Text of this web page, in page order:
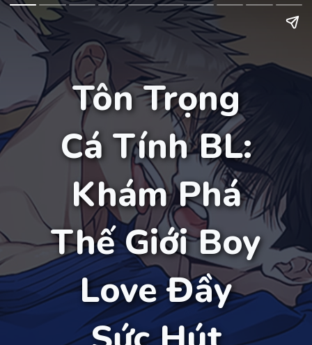
Tôn Trọng
Cá Tính BL:
Khám Phá
Thế Giới Boy
Love Đầy